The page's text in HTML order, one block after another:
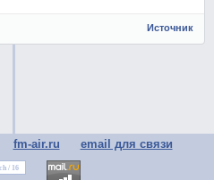
Источник
fm-air.ru email для связи
/ 16